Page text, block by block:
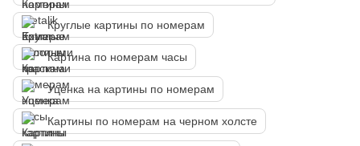
Круглые картины по номерам
Картина по номерам часы
Уценка на картины по номерам
Картины по номерам на черном холсте